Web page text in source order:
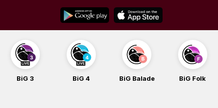
content
BiG 3 BiG 4 BiG Balade BiG Folk